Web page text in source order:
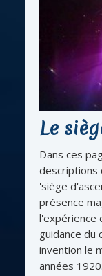
Le
Dans ces
descriptions
'siège
présence
l'expérience
guidance
invention le
années 1920.